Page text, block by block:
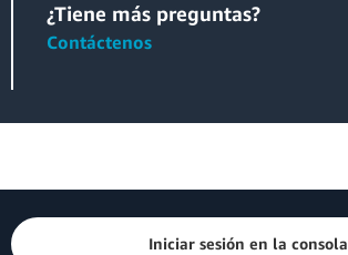
¿Tiene más preguntas?
Contáctenos
Iniciar sesión en la consola